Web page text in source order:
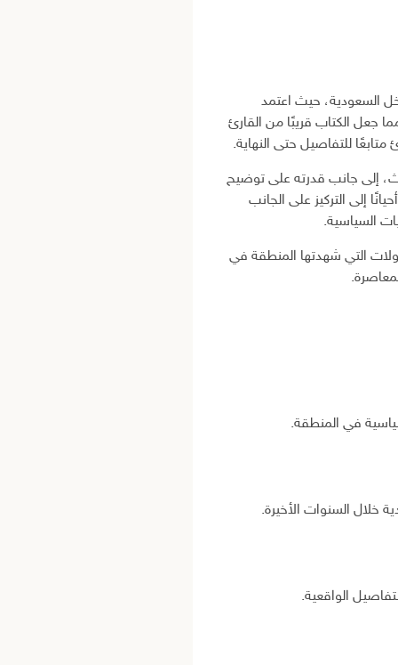
السعودية، حيث اعتمد
جعل الكتاب قريبًا من القارئ
للتفاصيل حتى النهاية.
إلى جانب قدرته على توضيح
إلى التركيز على الجانب
السياسية.
التي شهدتها المنطقة في
في المنطقة.
خلال السنوات الأخيرة.
الواقعية.